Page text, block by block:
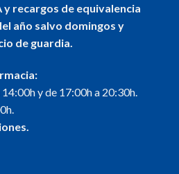
producto
y recargos de equivalencia
año salvo domingos y
de guardia.
y de 17:00h a 20:30h.